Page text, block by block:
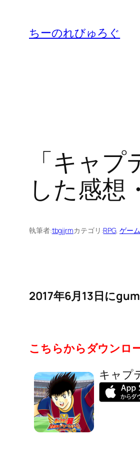
ちーのれびゅろぐ
「キャ
した感想
執筆者:tbgjjrmカテゴリ:RPG, ゲー
2017年6月13日に
こちらからダウンロ
キャプ